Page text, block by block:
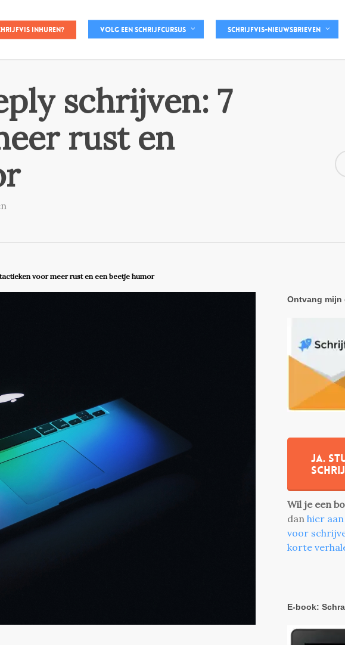
inhuren? Volg een schrijfcursus Schrijfvis-nieuwsbrieven
schrijven: 7
rust en
voor meer rust en een beetje humor
Ontvang
Ja.
Wil je een
danhier
voor
korte
E-book: